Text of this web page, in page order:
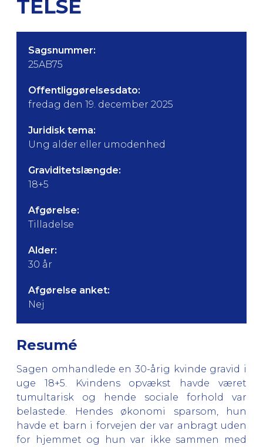
TELSE
Sagsnummer:
25AB75
Offentliggørelsesdato:
fredag den 19. december 2025
Juridisk tema:
Ung alder eller umodenhed
Graviditetslængde:
18+5
Afgørelse:
Tilladelse
Alder:
30 år
Afgørelse anket:
Nej
Resumé
Sagen omhandlede en 30-årig kvinde gravid i
uge 18+5. Kvindens opvækst havde været
tumultarisk og hende sociale forhold var
belastede. Hendes økonomi sparsom, hun
havde et barn i forvejen der var anbragt uden
for hjemmet og hun var ikke sammen med